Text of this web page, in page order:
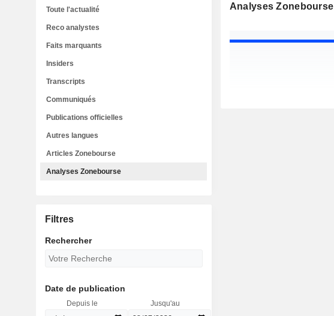
Analyses Zonebourse
Toute l'actualité
Reco analystes
Faits marquants
Insiders
Transcripts
Communiqués
Publications officielles
Autres langues
Articles Zonebourse
Analyses Zonebourse
Filtres
Rechercher
Date de publication
Depuis le Jusqu'au